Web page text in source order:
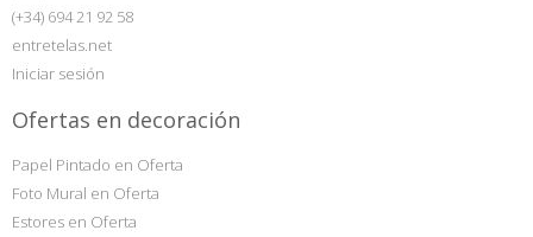
(+34) 694 21 92 58
entretelas.net
Iniciar sesión
Ofertas en decoración
Papel Pintado en Oferta
Foto Mural en Oferta
Estores en Oferta